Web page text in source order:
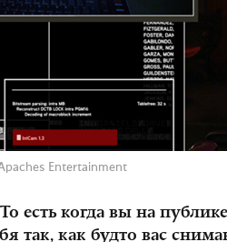
Entertainment
есть когда вы на
так, как будто вас